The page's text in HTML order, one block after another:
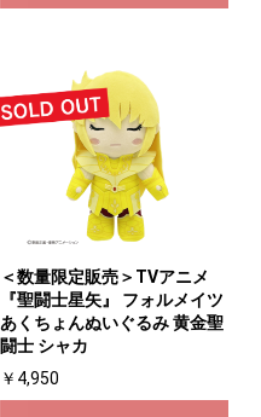
＜数量限定販売＞TVアニメ
『聖闘士星矢』 フォルメイツ
あくちょんぬいぐるみ 黄金聖
闘士 シャカ
￥4,950